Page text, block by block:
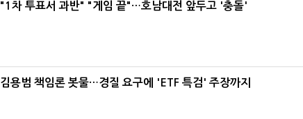
"1차 투표서 과반" "게임 끝"…호남대전 앞두고 '충돌'
김용범 책임론 봇물…경질 요구에 'ETF 특검' 주장까지